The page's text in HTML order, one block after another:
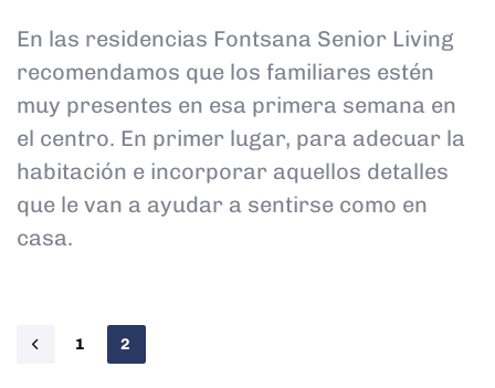
En las residencias Fontsana Senior Living
recomendamos que los familiares estén
muy presentes en esa primera semana en
el centro. En primer lugar, para adecuar la
habitación e incorporar aquellos detalles
que le van a ayudar a sentirse como en
casa.
1 2